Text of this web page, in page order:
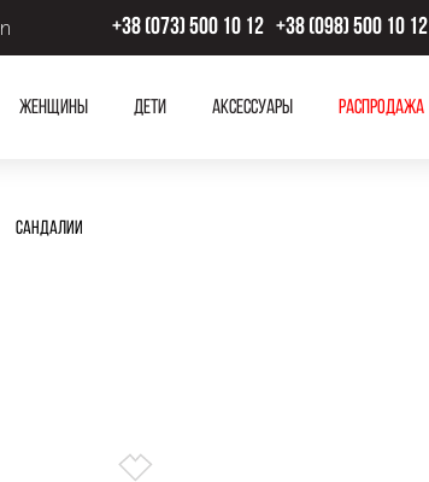
+38 (073) 500 10 12 +38 (098) 500 10 12
Женщины Дети Аксессуары Распродажа
Сандалии